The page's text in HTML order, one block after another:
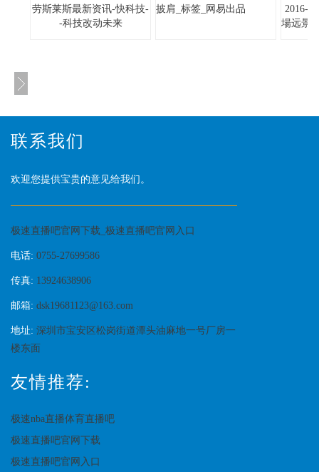
劳斯莱斯最新资讯-快科技-
-科技改动未来
披肩_标签_网易出品
2016-
場远景
联系我们
欢迎您提供宝贵的意见给我们。
极速直播吧官网下载_极速直播吧官网入口
电话: 0755-27699586
传真: 13924638906
邮箱: dsk19681123@163.com
地址: 深圳市宝安区松岗街道潭头油麻地一号厂房一
楼东面
友情推荐:
极速nba直播体育直播吧
极速直播吧官网下载
极速直播吧官网入口